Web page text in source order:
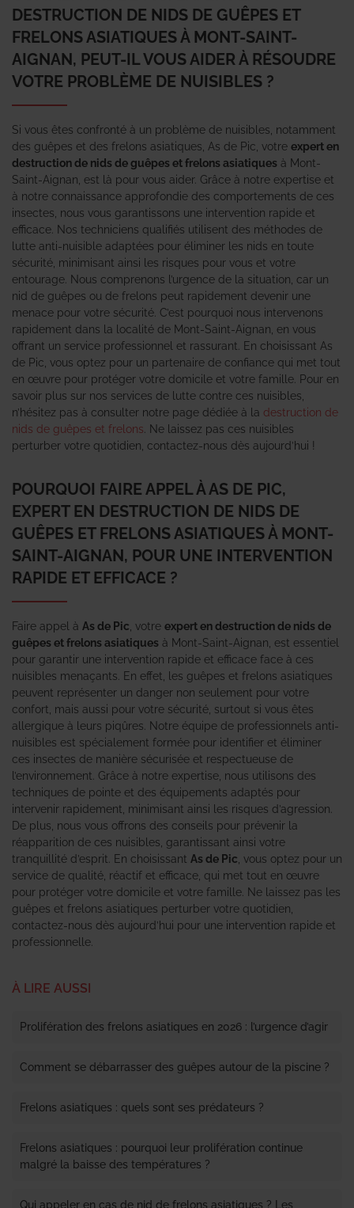
DESTRUCTION DE NIDS DE GUÊPES ET
FRELONS ASIATIQUES À MONT-SAINT-
AIGNAN, PEUT-IL VOUS AIDER À RÉSOUDRE
VOTRE PROBLÈME DE NUISIBLES ?
Si vous êtes confronté à un problème de nuisibles, notamment
des guêpes et des frelons asiatiques, As de Pic, votre expert en
destruction de nids de guêpes et frelons asiatiques à Mont-
Saint-Aignan, est là pour vous aider. Grâce à notre expertise et
à notre connaissance approfondie des comportements de ces
insectes, nous vous garantissons une intervention rapide et
efficace. Nos techniciens qualifiés utilisent des méthodes de
lutte anti-nuisible adaptées pour éliminer les nids en toute
sécurité, minimisant ainsi les risques pour vous et votre
entourage. Nous comprenons l’urgence de la situation, car un
nid de guêpes ou de frelons peut rapidement devenir une
menace pour votre sécurité. C’est pourquoi nous intervenons
rapidement dans la localité de Mont-Saint-Aignan, en vous
offrant un service professionnel et rassurant. En choisissant As
de Pic, vous optez pour un partenaire de confiance qui met tout
en œuvre pour protéger votre domicile et votre famille. Pour en
savoir plus sur nos services de lutte contre ces nuisibles,
n’hésitez pas à consulter notre page dédiée à la destruction de
nids de guêpes et frelons . Ne laissez pas ces nuisibles
perturber votre quotidien, contactez-nous dès aujourd’hui !
POURQUOI FAIRE APPEL À AS DE PIC,
EXPERT EN DESTRUCTION DE NIDS DE
GUÊPES ET FRELONS ASIATIQUES À MONT-
SAINT-AIGNAN, POUR UNE INTERVENTION
RAPIDE ET EFFICACE ?
Faire appel à As de Pic , votre expert en destruction de nids de
guêpes et frelons asiatiques à Mont-Saint-Aignan, est essentiel
pour garantir une intervention rapide et efficace face à ces
nuisibles menaçants. En effet, les guêpes et frelons asiatiques
peuvent représenter un danger non seulement pour votre
confort, mais aussi pour votre sécurité, surtout si vous êtes
allergique à leurs piqûres. Notre équipe de professionnels anti-
nuisibles est spécialement formée pour identifier et éliminer
ces insectes de manière sécurisée et respectueuse de
l’environnement. Grâce à notre expertise, nous utilisons des
techniques de pointe et des équipements adaptés pour
intervenir rapidement, minimisant ainsi les risques d’agression.
De plus, nous vous offrons des conseils pour prévenir la
réapparition de ces nuisibles, garantissant ainsi votre
tranquillité d’esprit. En choisissant As de Pic , vous optez pour un
service de qualité, réactif et efficace, qui met tout en œuvre
pour protéger votre domicile et votre famille. Ne laissez pas les
guêpes et frelons asiatiques perturber votre quotidien,
contactez-nous dès aujourd’hui pour une intervention rapide et
professionnelle.
À LIRE AUSSI
Prolifération des frelons asiatiques en 2026 : l’urgence d’agir
Comment se débarrasser des guêpes autour de la piscine ?
Frelons asiatiques : quels sont ses prédateurs ?
Frelons asiatiques : pourquoi leur prolifération continue
malgré la baisse des températures ?
Qui appeler en cas de nid de frelons asiatiques ? Les